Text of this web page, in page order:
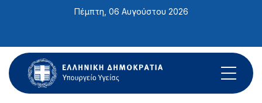
ιστότοπος
περιλαμβάνει
ένα
σύστημα
Πέμπτη, 06 Αυγούστου 2026